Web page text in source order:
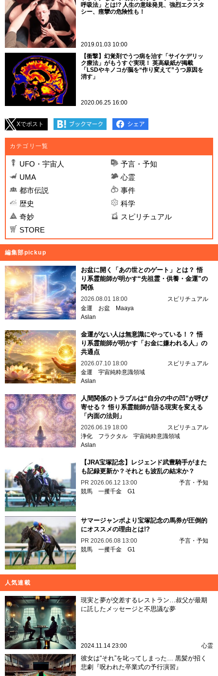
呼吸法」とは!? 人生の意味発見、強烈エクスタ
シー、痙攣の危険性も！
2019.01.03 10:00
【衝撃】幻覚剤でうつ病を治す「サイケデリッ
ク療法」がもうすぐ実現！ 英高級紙が掲載
「LSDやキノコが脳を“作り変えて”うつ原因を
消す」
2020.06.25 16:00
Xでポスト
カテゴリ一覧
UFO・宇宙人
予言・予知
UMA
心霊
都市伝説
事件
歴史
科学
奇妙
スピリチュアル
STORE
編集部pickup
お盆に開く「あの世とのゲート」とは？ 悟
り系霊能師が明かす“先祖霊・供養・金運”の
関係
2026.08.01 18:00
スピリチュアル
金運
お盆
Maaya
Aslan
金運がない人は無意識にやっている！？ 悟
り系霊能師が明かす「お金に嫌われる人」の
共通点
2026.07.10 18:00
スピリチュアル
金運 宇宙純粋意識領域
Aslan
人間関係のトラブルは“自分の中の凹”が呼び
寄せる？ 悟り系霊能師が語る現実を変える
「内面の法則」
2026.06.19 18:00
スピリチュアル
浄化
フラクタル 宇宙純粋意識領域
Aslan
【JRA宝塚記念】レジェンド武豊騎手がまた
も記録更新か？それとも波乱の結末か？
PR 2026.06.12 13:00
予言・予知
競馬 一攫千金 G1
サマージャンボより宝塚記念の馬券が圧倒的
にオススメの理由とは!?
PR 2026.06.08 13:00
予言・予知
競馬 一攫千金 G1
人気連載
現実と夢が交差するレストラン…叔父が最期
に託したメッセージと不思議な夢
2024.11.14 23:00 心霊
彼女は“それ”を叱ってしまった… 黒髪が招く
悲劇『呪われた卒業式の予行演習』